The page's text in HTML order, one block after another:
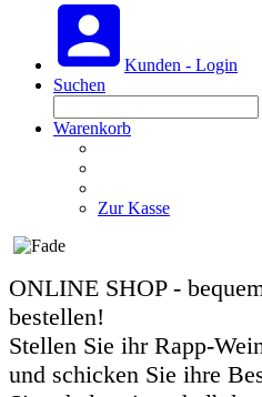
Kunden - Login
Suchen
Warenkorb
Zur Kasse
ONLINE SHOP -
bestellen!
Stellen Sie ihr Rapp-
und schicken Sie ihre